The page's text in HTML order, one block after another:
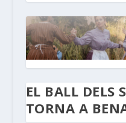
EL BALL DELS
TORNA A